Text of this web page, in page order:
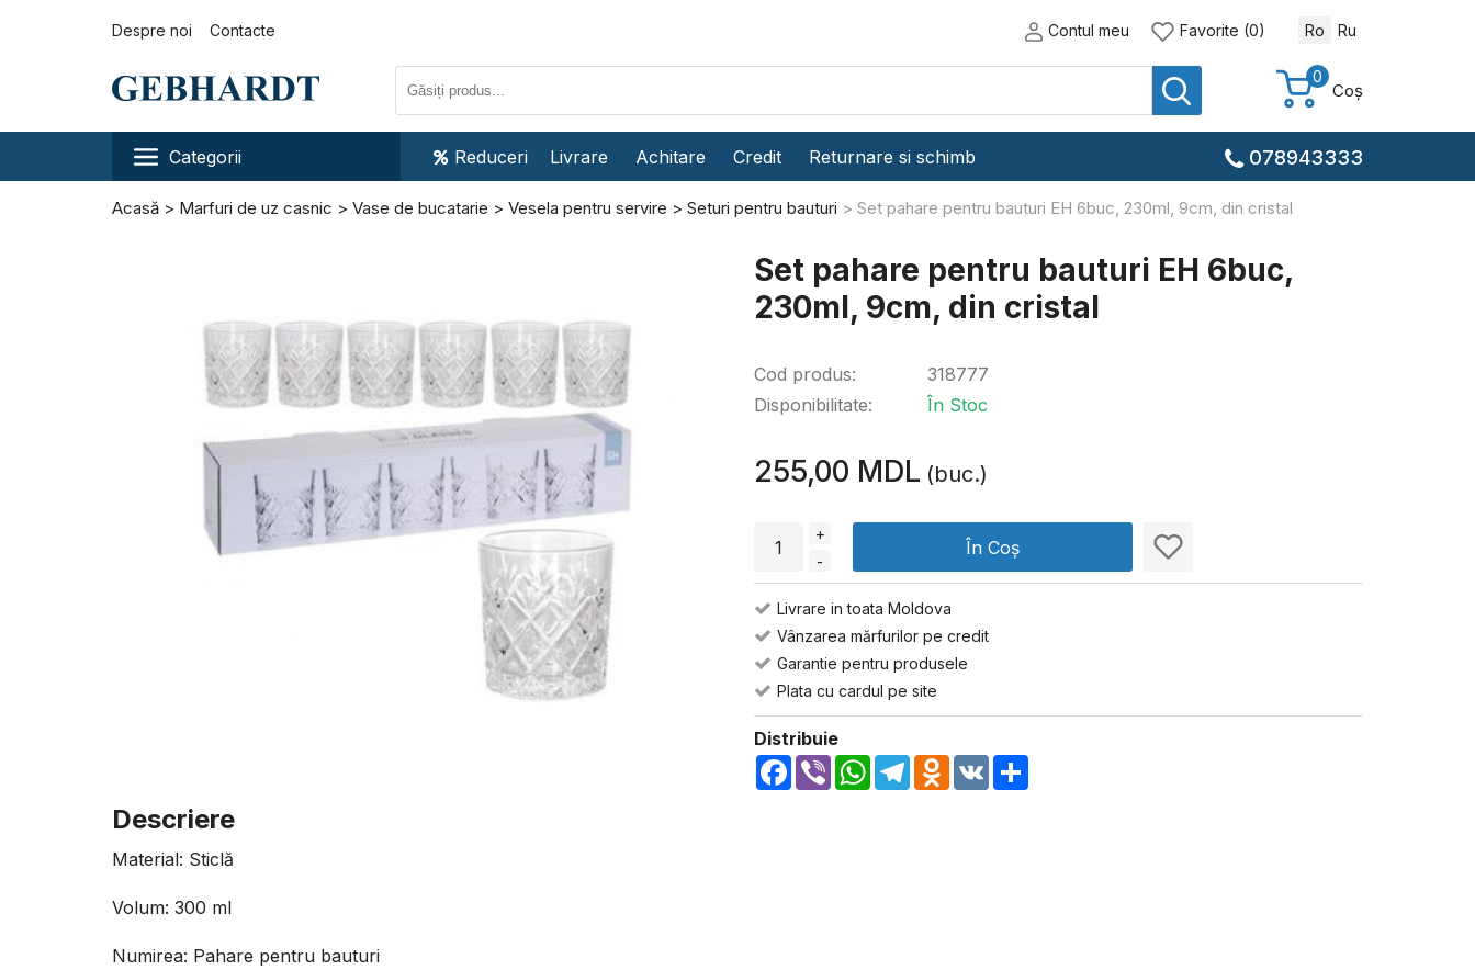
Despre noi Contacte Contul meu Favorite (0) Ro Ru
0
Coș
Categorii Reduceri Livrare Achitare Credit Returnare si schimb 078943333
Acasă Marfuri de uz casnic Vase de bucatarie Vesela pentru servire Seturi pentru bauturi Set pahare pentru bauturi EH 6buc, 230ml, 9cm, din cristal
Descriere
Material: Sticlă
Volum: 300 ml
Numirea: Pahare pentru bauturi
Set pahare pentru bauturi EH 6buc,
230ml, 9cm, din cristal
Cod produs:
Disponibilitate:
318777
În Stoc
255,00 MDL (buc.)
+
-
În Coș
Livrare in toata Moldova
Vânzarea mărfurilor pe credit
Garantie pentru produsele
Plata cu cardul pe site
Distribuie
Facebook
Viber WhatsApp
TelegramOdnoklassniki
VK